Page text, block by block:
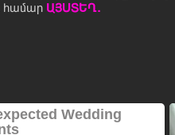
համար ԱՅՍՏԵՂ․